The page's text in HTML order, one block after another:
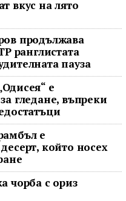
вкус на лято
продължава
ранглистата
пауза
е
гледане, въпреки
е
който носех
чорба с ориз